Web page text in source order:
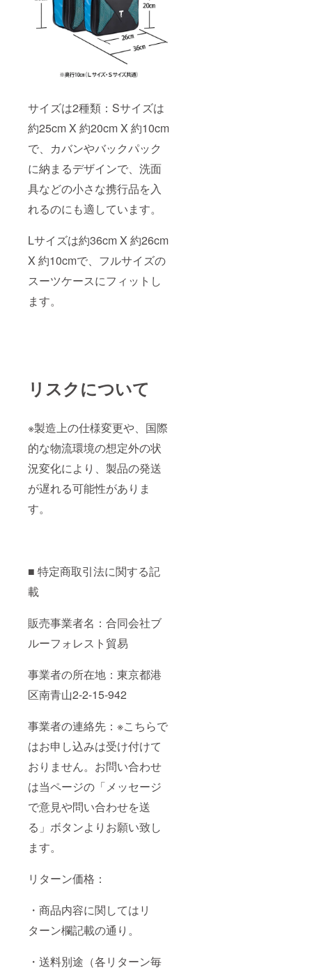
サイズは2種類：Sサイズは
約25cm X 約20cm X 約10cm
で、カバンやバックパック
に納まるデザインで、洗面
具などの小さな携行品を入
れるのにも適しています。
Lサイズは約36cm X 約26cm
X 約10cmで、フルサイズの
スーツケースにフィットし
ます。
リスクについて
※製造上の仕様変更や、国際
的な物流環境の想定外の状
況変化により、製品の発送
が遅れる可能性がありま
す。
■ 特定商取引法に関する記
載
販売事業者名：合同会社ブ
ルーフォレスト貿易
事業者の所在地：東京都港
区南青山2-2-15-942
事業者の連絡先：※こちらで
はお申し込みは受け付けて
おりません。お問い合わせ
は当ページの「メッセージ
で意見や問い合わせを送
る」ボタンよりお願い致し
ます。
リターン価格：
・商品内容に関してはリ
ターン欄記載の通り。
・送料別途（各リターン毎